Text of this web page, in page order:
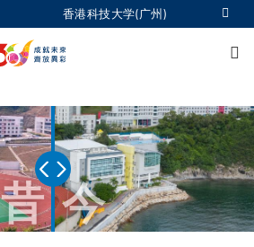
更多科大概览
认识科大
香港科技大学(广州)
昔 今